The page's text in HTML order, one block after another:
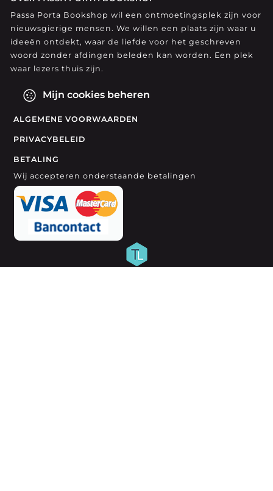
Passa Porta Bookshop wil een ontmoetingsplek zijn voor
nieuwsgierige mensen. We willen een plaats zijn waar u
ideeën ontdekt, waar de liefde voor het geschreven
woord zonder afdingen beleden kan worden. Een plek
waar lezers thuis zijn.
Mijn cookies beheren
ALGEMENE VOORWAARDEN
PRIVACYBELEID
BETALING
Wij accepteren onderstaande betalingen